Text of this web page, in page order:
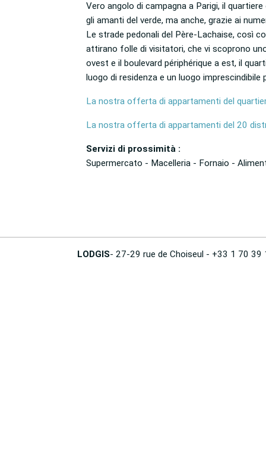
Vero angolo di campagna a Parigi, il
gli amanti del verde, ma anche, grazie ai
Le strade pedonali del Père-Lachaise, così
attirano folle di visitatori, che vi scoprono
ovest e il boulevard périphérique a est, il
luogo di residenza e un luogo
La nostra offerta di appartamenti del
La nostra offerta di appartamenti del 20
Servizi di prossimità :
Supermercato - Macelleria - Fornaio -
LODGIS- 27-29 rue de Choiseul - +33 1 70 39